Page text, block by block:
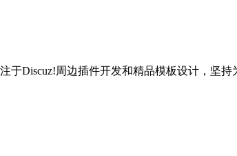
Discuz!周边插件开发和精品模板设计，坚持